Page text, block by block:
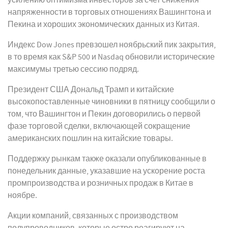
напряженности в торговых отношениях Вашингтона и
Пекина и хороших экономических данных из Китая.
Индекс Dow Jones превзошел ноябрьский пик закрытия,
в то время как S&P 500 и Nasdaq обновили исторические
максимумы третью сессию подряд.
Президент США Дональд Трамп и китайские
высокопоставленные чиновники в пятницу сообщили о
том, что Вашингтон и Пекин договорились о первой
фазе торговой сделки, включающей сокращение
американских пошлин на китайские товары.
Поддержку рынкам также оказали опубликованные в
понедельник данные, указавшие на ускорение роста
промпроизводства и розничных продаж в Китае в
ноябре.
Акции компаний, связанных с производством